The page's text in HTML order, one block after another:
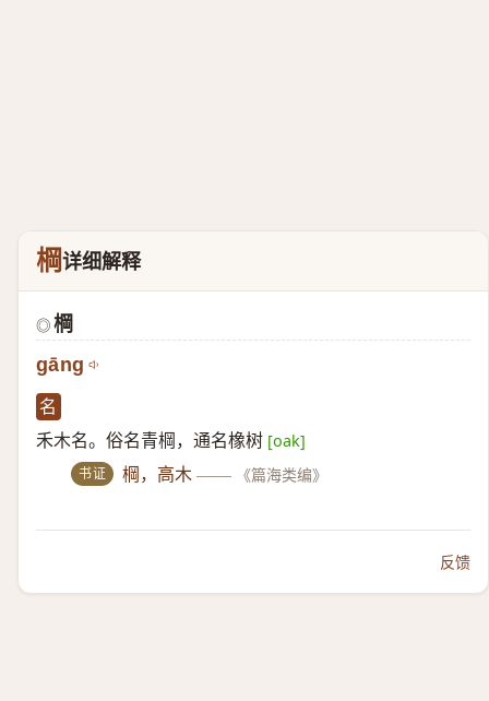
棡详细解释
◎ 棡
gāng
名
禾木名。俗名青棡，通名橡树 [oak]
书证 棡，高木 —— 《篇海类编》
反馈